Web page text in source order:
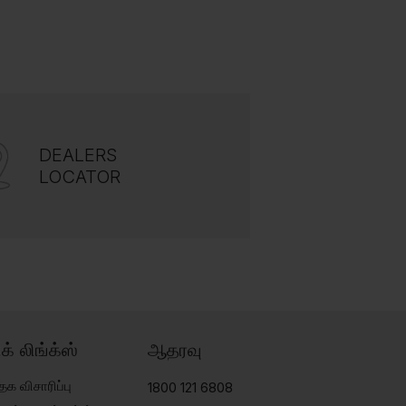
DEALERS
LOCATOR
லிங்க்ஸ்
விசாரிப்பு
ஆதரவு
1800 121 6808